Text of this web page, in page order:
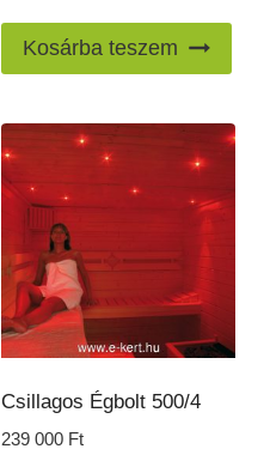
Kosárba teszem
Csillagos Égbolt 500/4
239 000 Ft